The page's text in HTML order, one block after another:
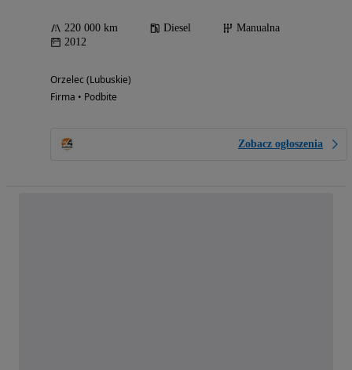
220 000 km Diesel
Manualna
2012
Orzelec (Lubuskie)
Firma • Podbite
Zobacz ogłoszenia